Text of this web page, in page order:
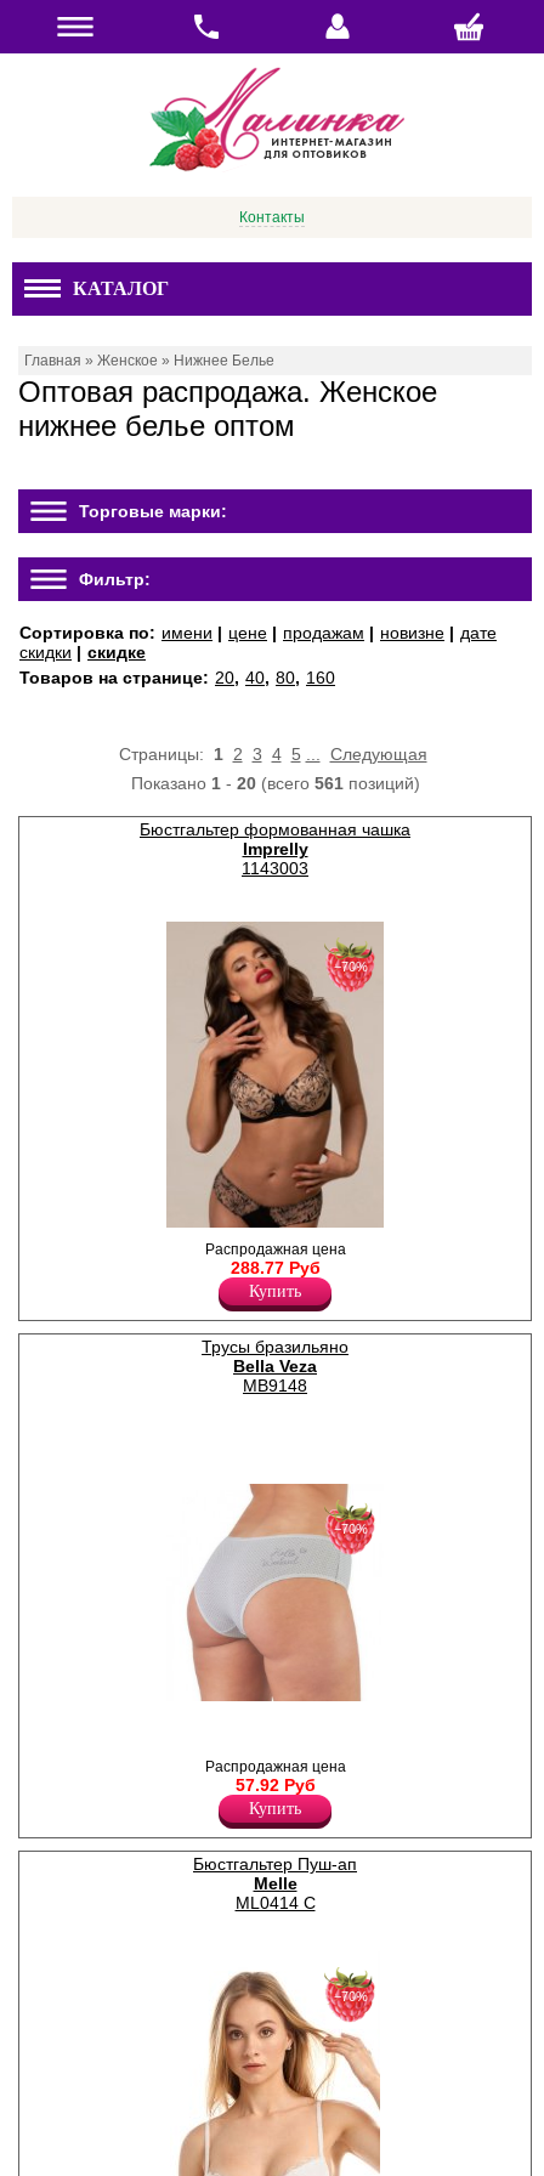
Контакты
КАТАЛОГ
Главная » Женское » Нижнее Белье
Оптовая распродажа. Женское
нижнее белье оптом
Торговые марки:
Фильтр:
Сортировка по: имени | цене | продажам | новизне | дате
скидки | скидке
Товаров на странице: 20, 40, 80, 160
Страницы: 1 2 3 4 5
Следующая
Показано 1- 20(всего 561позиций)
Бюстгальтер формованная чашка
Imprelly
1143003
Бюстгальтер женский с
формованными чашками из
вышивки с цветочно-
барочным узором на мягкой
сетке. Бретели
несъемные.
Полиамид 90%
Эластан 10%
−70%
Распродажная цена
288.77 Руб
Купить
Трусы бразильяно
Bella Veza
МВ9148
принтом-надписью сзади, х/б
ластовицей.
Хлопок 95%
Эластан 5%
−70%
Распродажная цена
57.92 Руб
Купить
Бюстгальтер Пуш-ап
Melle
ML0414 C
−70%